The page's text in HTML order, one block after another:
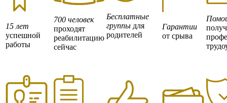
15 лет
успешной
работы
700 человек
проходят
реабилитацию
сейчас
Бесплатные
группы для
родителей
Гарантии
от срыва